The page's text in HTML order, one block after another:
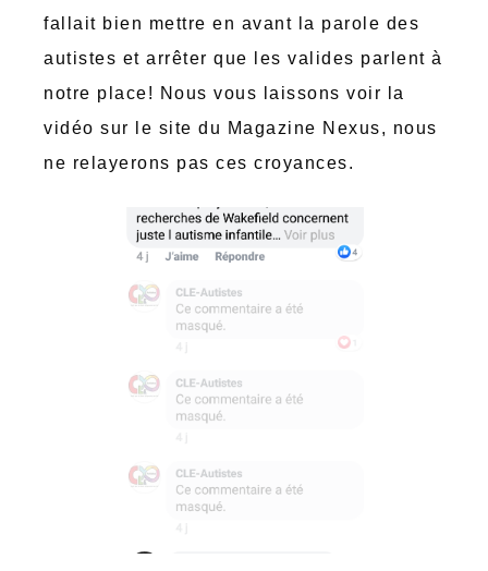
fallait bien mettre en avant la parole des
autistes et arrêter que les valides parlent à
notre place! Nous vous laissons voir la
vidéo sur le site du Magazine Nexus, nous
ne relayerons pas ces croyances.